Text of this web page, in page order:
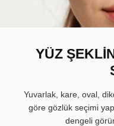
YÜZ
Yuvarlak, kare, oval,
göre gözlük seçimi
dengeli